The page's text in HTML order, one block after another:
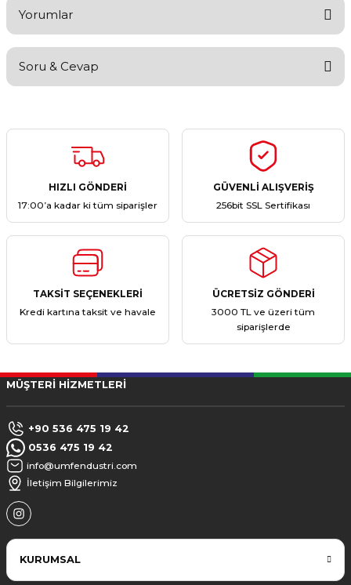
Yorumlar
Yorum Yaz
Soru & Cevap
Ürün hakkında henüz soru sorulmamış.
HIZLI GÖNDERİ
17:00’a kadar ki tüm siparişler
GÜVENLİ ALIŞVERİŞ
256bit SSL Sertifikası
TAKSİT SEÇENEKLERİ
Kredi kartına taksit ve havale
ÜCRETSİZ GÖNDERİ
3000 TL ve üzeri tüm
siparişlerde
MÜŞTERİ HİZMETLERİ
+90 536 475 19 42
0536 475 19 42
info@umfendustri.com
İletişim Bilgilerimiz
KURUMSAL